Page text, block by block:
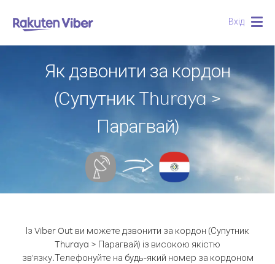
Вхід
Як дзвонити за кордон
(Супутник Thuraya >
Парагвай)
Із Viber Out ви можете дзвонити за кордон (Супутник
Thuraya > Парагвай) із високою якістю
зв'язку.Телефонуйте на будь-який номер за кордоном